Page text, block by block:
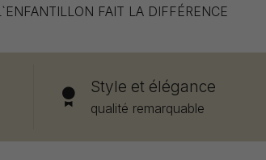
FAIT LA DIFFÉRENCE
Style et élégance
qualité remarquable